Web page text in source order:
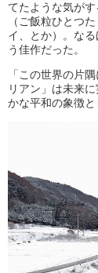
てたような気が
（ご飯粒ひとつ
イ、とか）。な
う佳作だった。
「この世界の片
リアン」は未来
かな平和の象徴